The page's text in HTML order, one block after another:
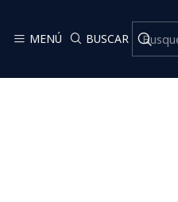
MENÚ BUSCAR